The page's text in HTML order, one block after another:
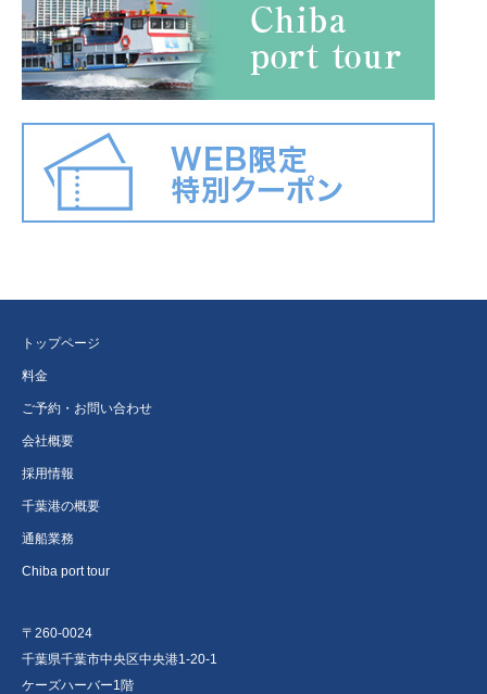
トップページ
料金
ご予約・お問い合わせ
会社概要
採用情報
千葉港の概要
通船業務
Chiba port tour
〒260-0024
千葉県千葉市中央区中央港1-20-1
ケーズハーバー1階